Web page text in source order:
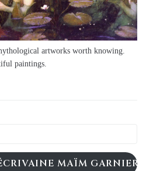
artworks worth knowing.
paintings.
MAÏM GARNIER